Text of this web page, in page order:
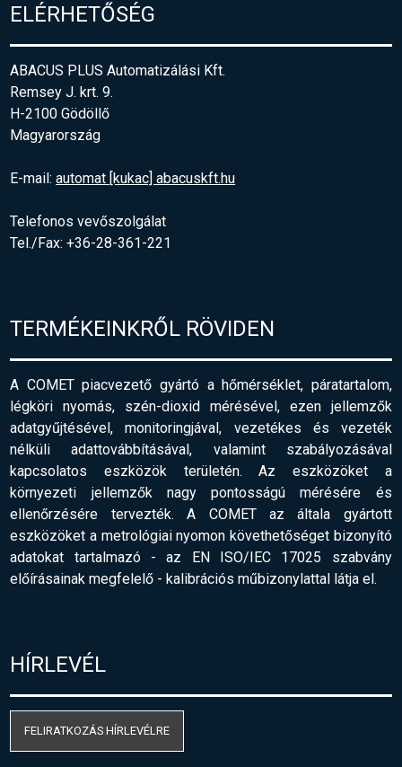
ELÉRHETŐSÉG
ABACUS PLUS Automatizálási Kft.
Remsey J. krt. 9.
H-2100 Gödöllő
Magyarország
E-mail:automat [kukac] abacuskft.hu
Telefonos vevőszolgálat
Tel./Fax: +36-28-361-221
TERMÉKEINKRŐL RÖVIDEN
A COMET piacvezető gyártó a hőmérséklet, páratartalom,
légköri nyomás, szén-dioxid mérésével, ezen jellemzők
adatgyűjtésével, monitoringjával, vezetékes és vezeték
nélküli adattovábbításával, valamint szabályozásával
kapcsolatos eszközök területén. Az eszközöket a
környezeti jellemzők nagy pontosságú mérésére és
ellenőrzésére tervezték. A COMET az általa gyártott
eszközöket a metrológiai nyomon követhetőséget bizonyító
adatokat tartalmazó - az EN ISO/IEC 17025 szabvány
előírásainak megfelelő -kalibrációs műbizonylattal látja el.
HÍRLEVÉL
FELIRATKOZÁS HÍRLEVÉLRE